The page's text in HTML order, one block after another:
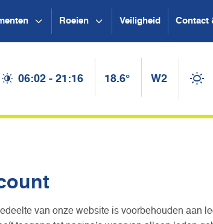
Roeien Veiligheid Contact
06:02 - 21:16 18.6° W2
van onze website is voorbehouden aan